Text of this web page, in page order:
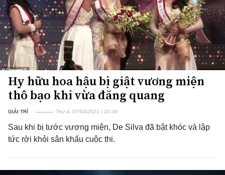
Hy hữu hoa hậu bị giật vương miện
thô bạo khi vừa đăng quang
GIẢI TRÍ Thứ 4, 07/04/2021 | 10:39
Sau khi bị tước vương miện, De Silva đã bật khóc và lập
tức rời khỏi sân khấu cuộc thi.